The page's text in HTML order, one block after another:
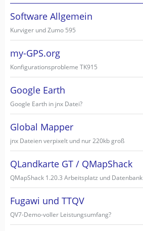
Software Allgemein
Kurviger und Zumo 595
my-GPS.org
Konfigurationsprobleme TK915
Google Earth
Google Earth in jnx Datei?
Global Mapper
jnx Dateien verpixelt und nur 220kb groß
QLandkarte GT / QMapShack
QMapShack 1.20.3 Arbeitsplatz und Datenbank
Fugawi und TTQV
QV7-Demo-voller Leistungsumfang?